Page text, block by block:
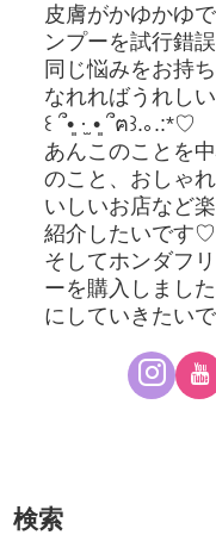
皮膚がかゆかゆ
ンプーを試行錯
同じ悩みをお持
なれればうれし
꒰ ՞•͈ ·̫ •͈ ՞ฅ꒱.｡.:*♡
あんこのことを
のこと、おしゃ
いしいお店など
紹介したいです♡
そしてホンダフ
ーを購入しまし
にしていきたい
検索